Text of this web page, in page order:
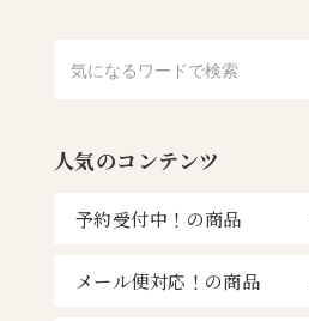
人気のコンテンツ
予約受付中！の商品
メール便対応！の商品